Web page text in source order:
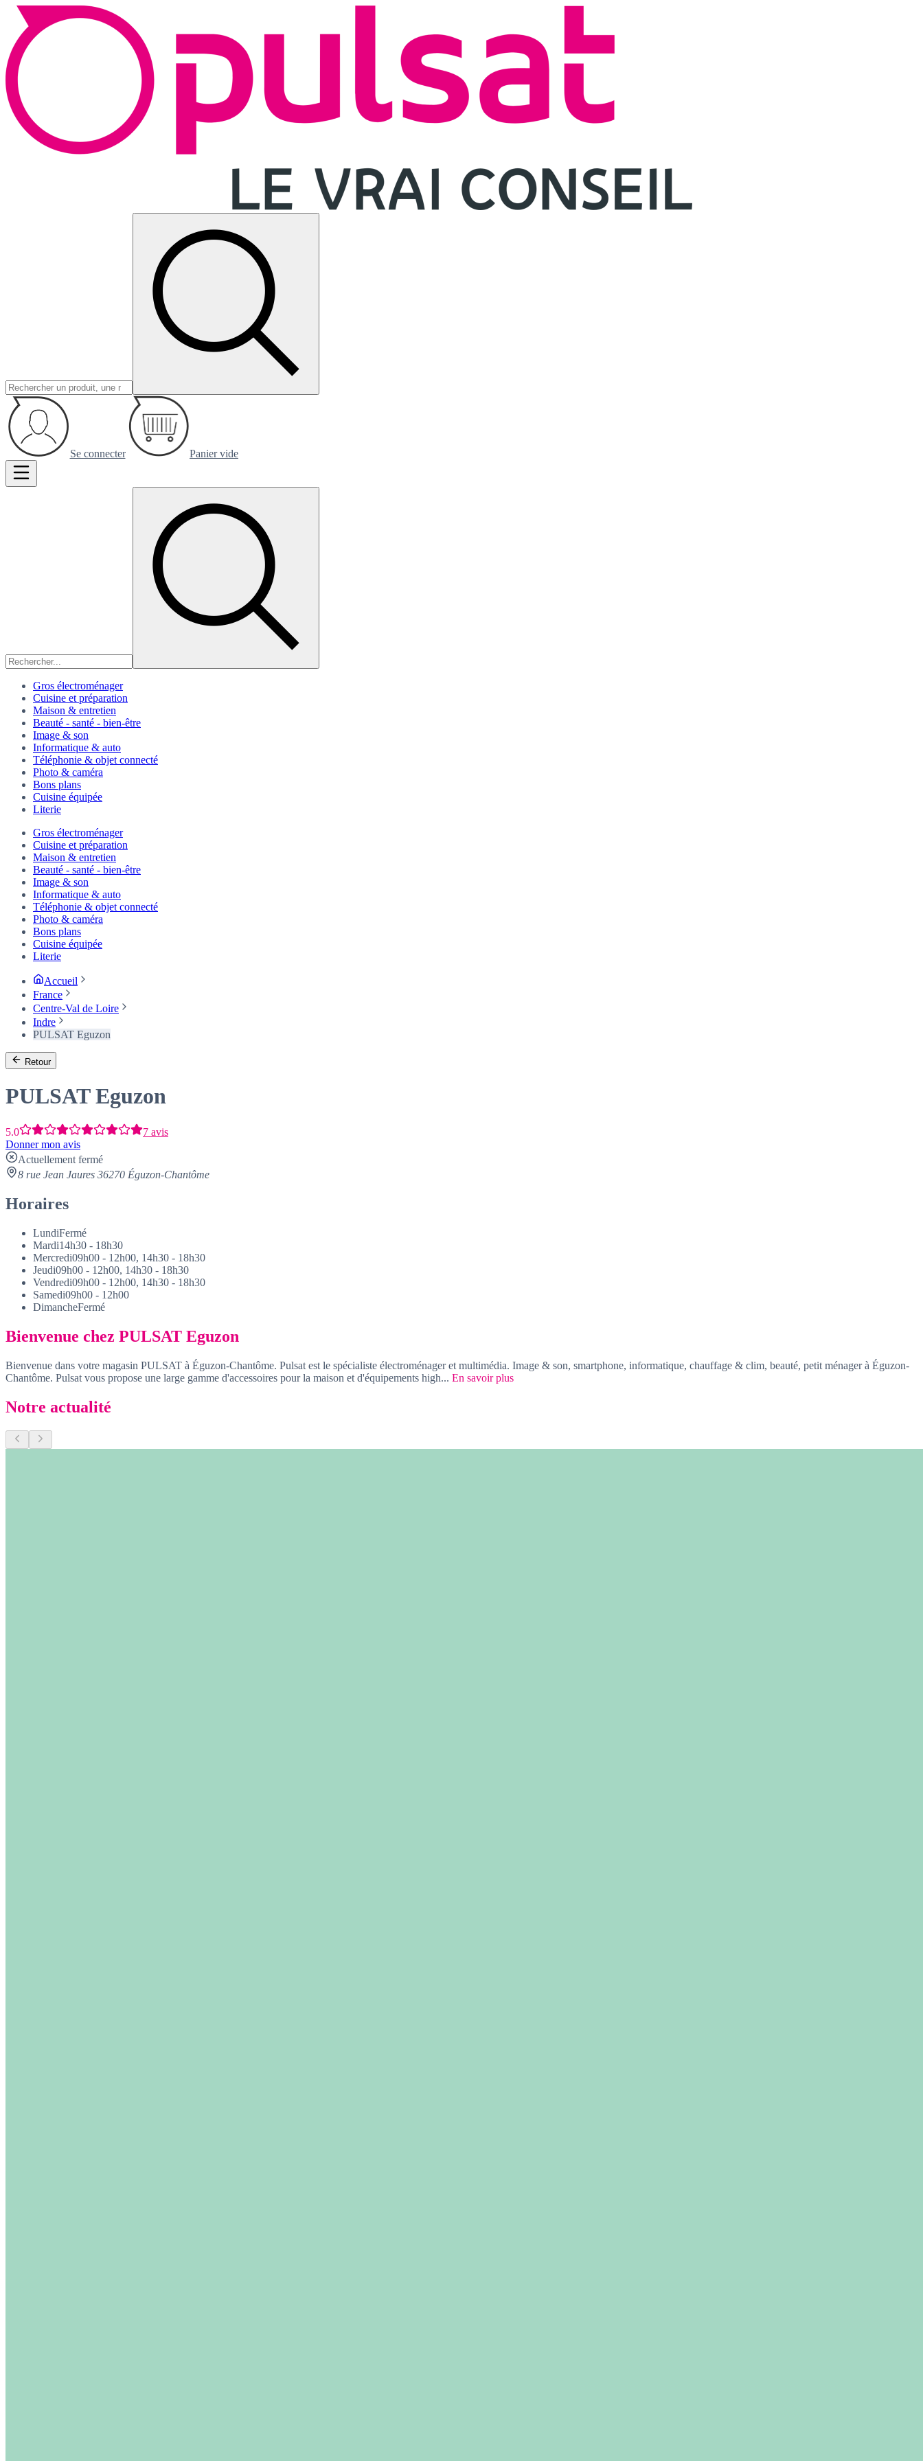
Se connecter Panier vide
Gros électroménager
Cuisine et préparation
Maison & entretien
Beauté - santé - bien-être
Image & son
Informatique & auto
Téléphonie & objet connecté
Photo & caméra
Bons plans
Cuisine équipée
Literie
Gros électroménager
Cuisine et préparation
Maison & entretien
Beauté - santé - bien-être
Image & son
Informatique & auto
Téléphonie & objet connecté
Photo & caméra
Bons plans
Cuisine équipée
Literie
Accueil
France
Centre-Val de Loire
Indre
PULSAT Eguzon
Retour
PULSAT Eguzon
5.0
7 avis
Donner mon avis
Actuellement fermé
8 rue Jean Jaures 36270 Éguzon-Chantôme
Horaires
LundiFermé
Mardi14h30 - 18h30
Mercredi09h00 - 12h00, 14h30 - 18h30
Jeudi09h00 - 12h00, 14h30 - 18h30
Vendredi09h00 - 12h00, 14h30 - 18h30
Samedi09h00 - 12h00
DimancheFermé
Bienvenue chez PULSAT Eguzon
Bienvenue dans votre magasin PULSAT à Éguzon-Chantôme. Pulsat est le spécialiste électroménager et multimédia. Image & son, smartphone, informatique, chauffage & clim, beauté, petit ménager à Éguzon-
Chantôme. Pulsat vous propose une large gamme d'accessoires pour la maison et d'équipements high... En savoir plus
Notre actualité